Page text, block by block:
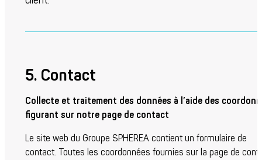
5. Contact
Collecte et traitement des données à l’aide des
figurant sur notre page de contact
Le site web du Groupe SPHEREA contient un formulaire de
contact. Toutes les coordonnées fournies sur la page de